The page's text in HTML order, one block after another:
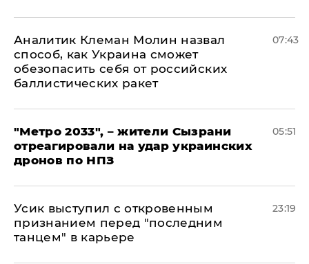
Аналитик Клеман Молин назвал
способ, как Украина сможет
обезопасить себя от российских
баллистических ракет
07:43
"Метро 2033", – жители Сызрани
отреагировали на удар украинских
дронов по НПЗ
05:51
Усик выступил с откровенным
признанием перед "последним
танцем" в карьере
23:19